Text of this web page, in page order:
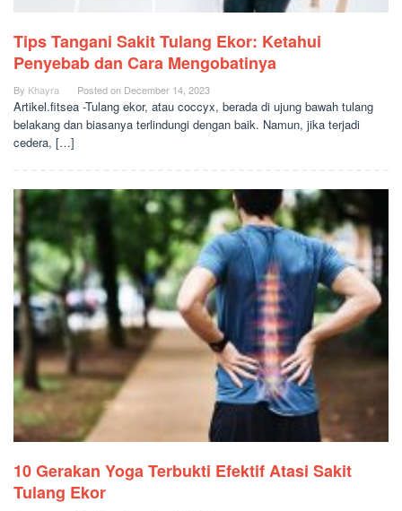
Tips Tangani Sakit Tulang Ekor: Ketahui
Penyebab dan Cara Mengobatinya
By Khayra Posted on December 14, 2023
Artikel.fitsea -Tulang ekor, atau coccyx, berada di ujung bawah tulang
belakang dan biasanya terlindungi dengan baik. Namun, jika terjadi
cedera, […]
10 Gerakan Yoga Terbukti Efektif Atasi Sakit
Tulang Ekor